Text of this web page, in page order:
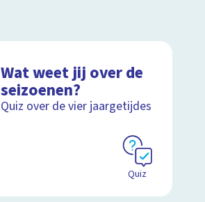
Wat weet jij over de
seizoenen?
Quiz over de vier jaargetijdes
Quiz